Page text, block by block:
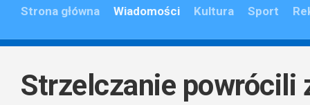
Strona główna Wiadomości Kultura Sport
Strzelczanie powrócili